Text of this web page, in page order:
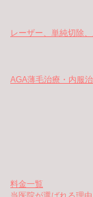
レーザー、単純切除
AGA薄毛治療・内服
料金一覧